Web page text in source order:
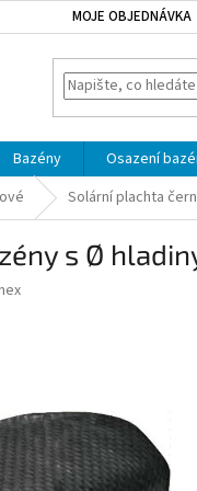
MOJE OBJEDNÁVKA
Bazény Osazení
Solární plachta
s Ø